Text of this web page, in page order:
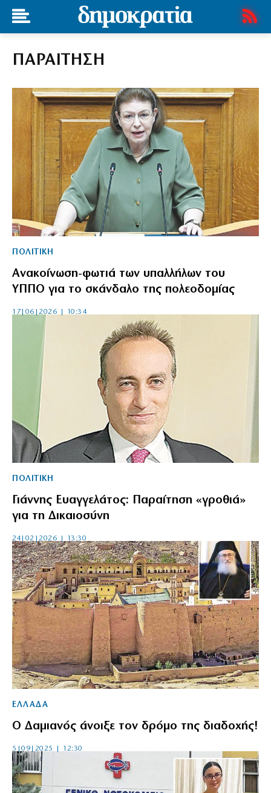
ΠΑΡΑΙΤΗΣΗ
ΠΟΛΙΤΙΚΗ
Ανακοίνωση-φωτιά των υπαλλήλων του
ΥΠΠΟ για το σκάνδαλο της πολεοδομίας
17|06|2026 | 10:34
ΠΟΛΙΤΙΚΗ
Γιάννης Ευαγγελάτος: Παραίτηση «γροθιά»
για τη Δικαιοσύνη
24|02|2026 | 13:30
ΕΛΛΑΔΑ
Ο Δαμιανός άνοιξε τον δρόμο της διαδοχής!
5|09|2025 | 12:30